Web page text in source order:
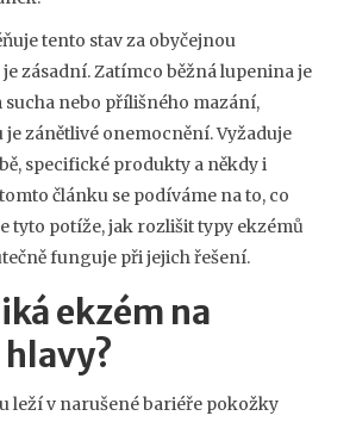
tento stav za obyčejnou
zásadní. Zatímco běžná lupenina je
sucha nebo přílišného mazání,
je zánětlivé onemocnění. Vyžaduje
specifické produkty a někdy i
článku se podíváme na to, co
tyto potíže, jak rozlišit typy ekzémů
funguje při jejich řešení.
ekzém na
leží v narušené bariéře pokožky